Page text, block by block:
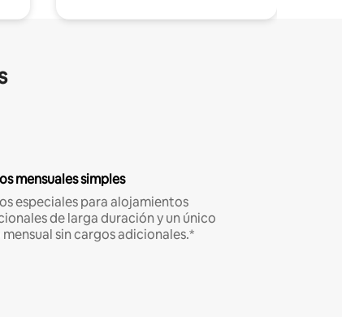
mensuales simples
especiales para alojamientos
de larga duración y un único
sin cargos adicionales.*